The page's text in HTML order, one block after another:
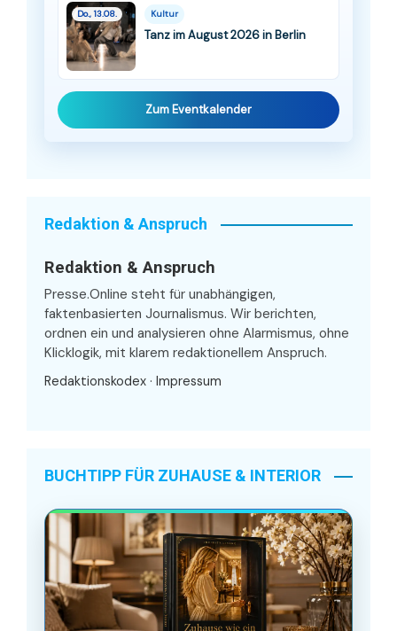
Do., 13.08. Kultur
Tanz im August 2026 in Berlin
Zum Eventkalender
Redaktion & Anspruch
Redaktion & Anspruch
Presse.Online steht für unabhängigen,
faktenbasierten Journalismus. Wir berichten,
ordnen ein und analysieren ohne Alarmismus, ohne
Klicklogik, mit klarem redaktionellem Anspruch.
Redaktionskodex · Impressum
BUCHTIPP FÜR ZUHAUSE & INTERIOR